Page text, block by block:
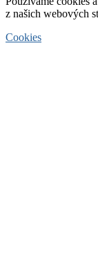
z našich webových
Cookies